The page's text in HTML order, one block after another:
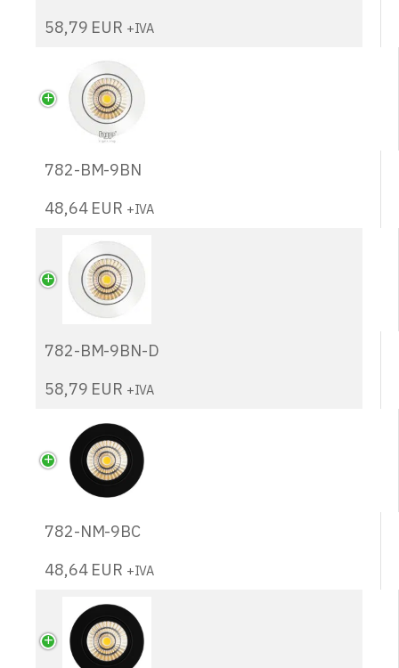
58,79 EUR +IVA
782-BM-9BN
48,64 EUR +IVA
782-BM-9BN-D
58,79 EUR +IVA
782-NM-9BC
48,64 EUR +IVA